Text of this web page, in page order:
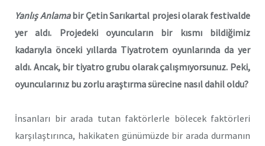
Yanlış Anlamabir Çetin Sarıkartal projesi olarak festivalde
yer aldı. Projedeki oyuncuların bir kısmı bildiğimiz
kadarıyla önceki yıllarda Tiyatrotem oyunlarında da yer
aldı. Ancak, bir tiyatro grubu olarak çalışmıyorsunuz. Peki,
oyuncularınız bu zorlu araştırma sürecine nasıl dahil oldu?
İnsanları bir arada tutan faktörlerle bölecek faktörleri
karşılaştırınca, hakikaten günümüzde bir arada durmanın